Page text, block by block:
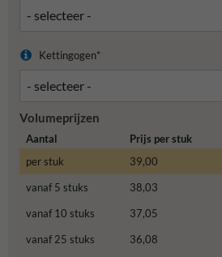
Kettingogen*
Volumeprijzen
Aantal Prijs per stuk
per stuk
39,00
vanaf 5 stuks
38,03
vanaf 10 stuks
37,05
vanaf 25 stuks
36,08